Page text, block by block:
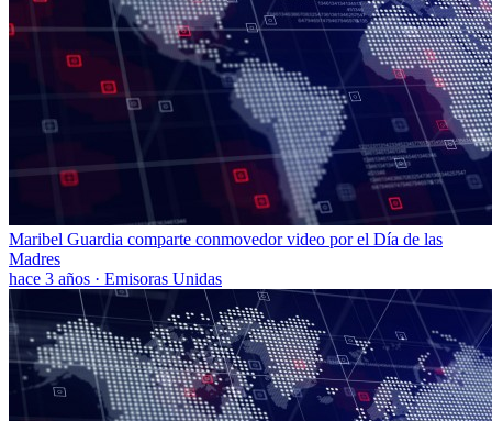
Maribel Guardia comparte conmovedor video por el Día de las
Madres
hace 3 años · Emisoras Unidas